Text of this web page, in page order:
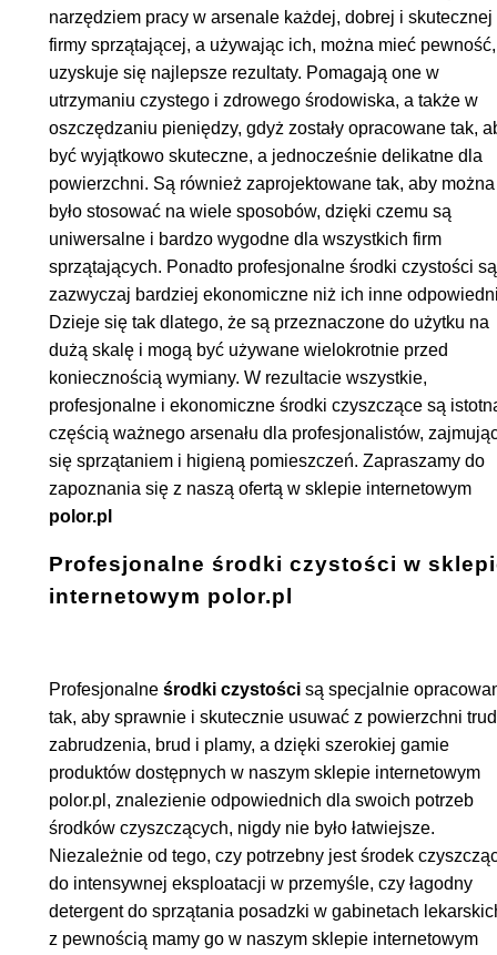
narzędziem pracy w arsenale każdej, dobrej i skutecznej
firmy sprzątającej, a używając ich, można mieć
uzyskuje się najlepsze rezultaty. Pomagają one w
utrzymaniu czystego i zdrowego środowiska, a także w
oszczędzaniu pieniędzy, gdyż zostały opracowane tak,
być wyjątkowo skuteczne, a jednocześnie delikatne dla
powierzchni. Są również zaprojektowane tak, aby
było stosować na wiele sposobów, dzięki czemu są
uniwersalne i bardzo wygodne dla wszystkich firm
sprzątających. Ponadto profesjonalne środki czystości są
zazwyczaj bardziej ekonomiczne niż ich inne
Dzieje się tak dlatego, że są przeznaczone do użytku na
dużą skalę i mogą być używane wielokrotnie przed
koniecznością wymiany. W rezultacie wszystkie,
profesjonalne i ekonomiczne środki czyszczące są
częścią ważnego arsenału dla profesjonalistów,
się sprzątaniem i higieną pomieszczeń. Zapraszamy do
zapoznania się z naszą ofertą w sklepie internetowym
polor.pl
Profesjonalne środki czystości w
internetowym polor.pl
Profesjonalne środki czystości są specjalnie
tak, aby sprawnie i skutecznie usuwać z powierzchni
zabrudzenia, brud i plamy, a dzięki szerokiej gamie
produktów dostępnych w naszym sklepie internetowym
polor.pl, znalezienie odpowiednich dla swoich potrzeb
środków czyszczących, nigdy nie było łatwiejsze.
Niezależnie od tego, czy potrzebny jest środek
do intensywnej eksploatacji w przemyśle, czy łagodny
detergent do sprzątania posadzki w gabinetach
z pewnością mamy go w naszym sklepie internetowym